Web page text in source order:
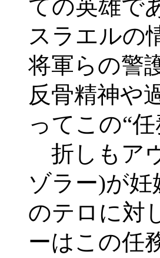
ての英雄で
スラエルの
将軍らの警
反骨精神や
ってこの“
折しもア
ゾラー)が
のテロに対
ーはこの任